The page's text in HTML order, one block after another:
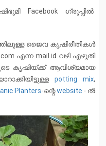
Facebook ഗ്രൂപ്പിൽ
ജൈവ കൃഷിരീതികൾ
എന്ന mail id വഴി എഴുതി
കൃഷിയ്ക്ക് ആവിശ്യമായ
potting mix,
Planters-ന്റെwebsite - ൽ